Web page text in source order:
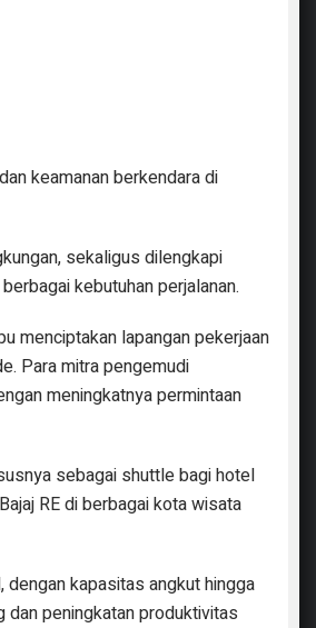
keamanan berkendara di
sekaligus dilengkapi
kebutuhan perjalanan.
menciptakan lapangan pekerjaan
Para mitra pengemudi
meningkatnya permintaan
sebagai shuttle bagi hotel
RE di berbagai kota wisata
kapasitas angkut hingga
peningkatan produktivitas